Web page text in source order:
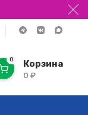
0 Корзина
0₽